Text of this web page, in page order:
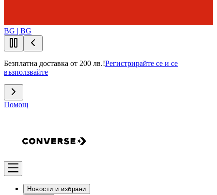
BG | BG
Безплатна доставка от 200 лв.!Регистрирайте се и се
възползвайте
Помощ
Новости и избрани